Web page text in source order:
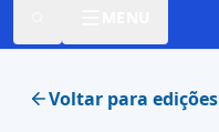
Voltar para edições